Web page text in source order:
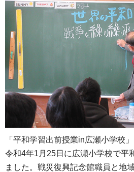
「平和学習出前授業in広瀬小学校」
令和4年1月25日に広瀬小学校で平
ました。戦災復興記念館職員と地